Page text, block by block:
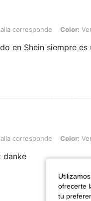
Color: Verde
corresponde Color:
en Shein siempre es
Color: Verde
corresponde Color:
danke
ofrecerte
tu